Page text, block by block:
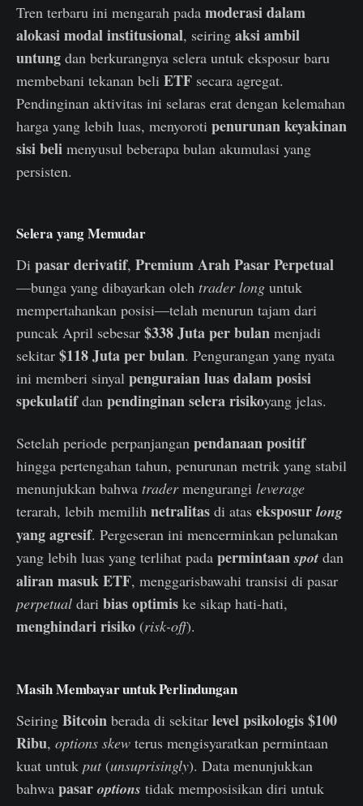
Tren terbaru ini mengarah pada moderasi dalam
alokasi modal institusional, seiring aksi ambil
untung dan berkurangnya selera untuk eksposur baru
membebani tekanan beli ETF secara agregat.
Pendinginan aktivitas ini selaras erat dengan kelemahan
harga yang lebih luas, menyoroti penurunan keyakinan
sisi beli menyusul beberapa bulan akumulasi yang
persisten.
Selera yang Memudar
Di pasar derivatif, Premium Arah Pasar Perpetual
—bunga yang dibayarkan oleh trader long untuk
mempertahankan posisi—telah menurun tajam dari
puncak April sebesar $338 Juta per bulan menjadi
sekitar $118 Juta per bulan. Pengurangan yang nyata
ini memberi sinyal penguraian luas dalam posisi
spekulatifdan pendinginan selera risikoyang jelas.
Setelah periode perpanjangan pendanaan positif
hingga pertengahan tahun, penurunan metrik yang stabil
menunjukkan bahwa tradermengurangi leverage
terarah, lebih memilih netralitas di atas eksposur long
yang agresif. Pergeseran ini mencerminkan pelunakan
yang lebih luas yang terlihat pada permintaanspot dan
aliran masuk ETF, menggarisbawahi transisi di pasar
perpetual dari bias optimis ke sikap hati-hati,
menghindari risiko (risk-off).
Masih Membayar untuk Perlindungan
Seiring Bitcoin berada di sekitar level psikologis $100
Ribu, options skew terus mengisyaratkan permintaan
kuat untuk put(unsuprisingly). Data menunjukkan
bahwa pasar options tidak memposisikan diri untuk